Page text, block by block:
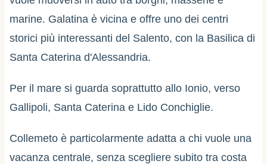
marine. Galatina è vicina e offre uno dei centri
storici più interessanti del Salento, con la Basilica di
Santa Caterina d'Alessandria.
Per il mare si guarda soprattutto allo Ionio, verso
Gallipoli, Santa Caterina e Lido Conchiglie.
Collemeto è particolarmente adatta a chi vuole una
vacanza centrale, senza scegliere subito tra costa